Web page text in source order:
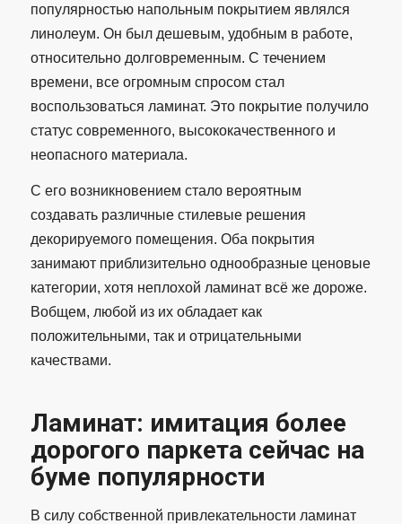
популярностью напольным покрытием являлся
линолеум. Он был дешевым, удобным в работе,
относительно долговременным. С течением
времени, все огромным спросом стал
воспользоваться ламинат. Это покрытие получило
статус современного, высококачественного и
неопасного материала.
С его возникновением стало вероятным
создавать различные стилевые решения
декорируемого помещения. Оба покрытия
занимают приблизительно однообразные ценовые
категории, хотя неплохой ламинат всё же дороже.
Вобщем, любой из их обладает как
положительными, так и отрицательными
качествами.
Ламинат: имитация более
дорогого паркета сейчас на
буме популярности
В силу собственной привлекательности ламинат